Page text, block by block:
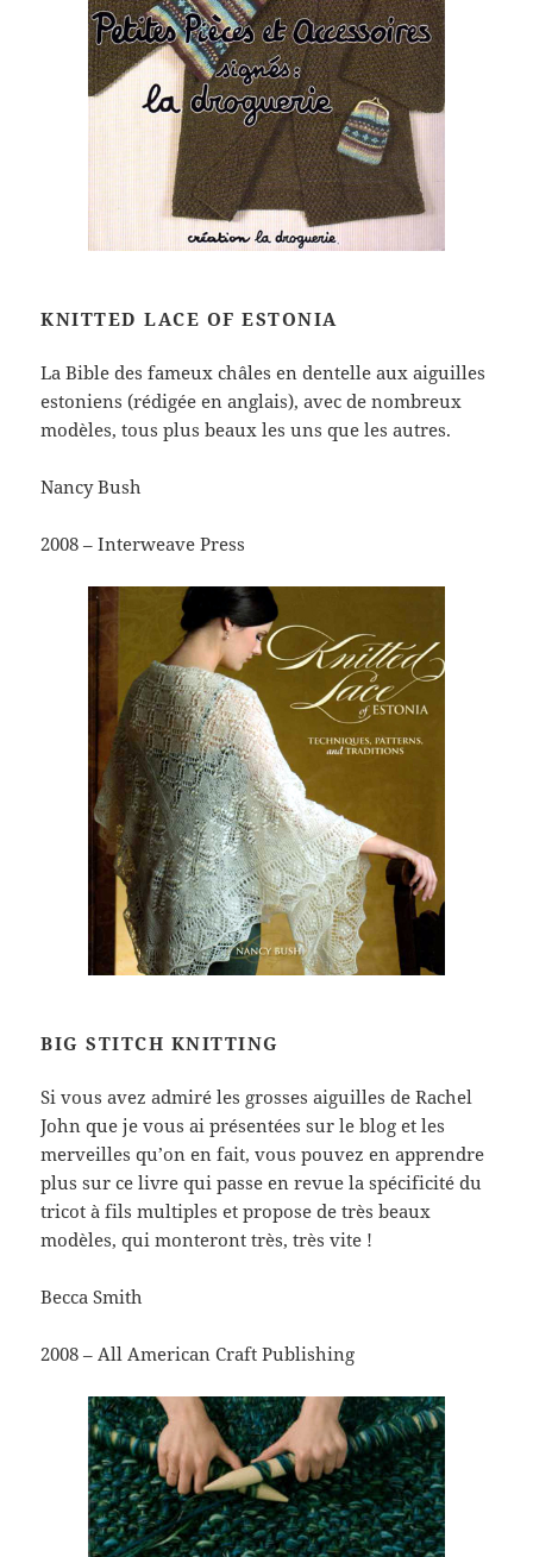
KNITTED LACE OF ESTONIA
La Bible des fameux châles en dentelle aux aiguilles
estoniens (rédigée en anglais), avec de nombreux
modèles, tous plus beaux les uns que les autres.
Nancy Bush
2008 – Interweave Press
BIG STITCH KNITTING
Si vous avez admiré les grosses aiguilles de Rachel
John que je vous ai présentées sur le blog et les
merveilles qu’on en fait, vous pouvez en apprendre
plus sur ce livre qui passe en revue la spécificité du
tricot à fils multiples et propose de très beaux
modèles, qui monteront très, très vite !
Becca Smith
2008 – All American Craft Publishing